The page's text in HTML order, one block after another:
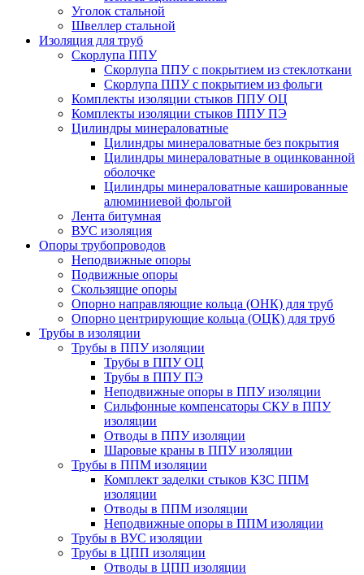
Уголок стальной
Швеллер стальной
Изоляция для труб
Скорлупа ППУ
Скорлупа ППУ с покрытием из стеклоткани
Скорлупа ППУ с покрытием из фольги
Комплекты изоляции стыков ППУ ОЦ
Комплекты изоляции стыков ППУ ПЭ
Цилиндры минераловатные
Цилиндры минераловатные без покрытия
Цилиндры минераловатные в оцинкованной
оболочке
Цилиндры минераловатные кашированные
алюминиевой фольгой
Лента битумная
ВУС изоляция
Опоры трубопроводов
Неподвижные опоры
Подвижные опоры
Скользящие опоры
Опорно направляющие кольца (ОНК) для труб
Опорно центрирующие кольца (ОЦК) для труб
Трубы в изоляции
Трубы в ППУ изоляции
Трубы в ППУ ОЦ
Трубы в ППУ ПЭ
Неподвижные опоры в ППУ изоляции
Сильфонные компенсаторы СКУ в ППУ
изоляции
Отводы в ППУ изоляции
Шаровые краны в ППУ изоляции
Трубы в ППМ изоляции
Комплект заделки стыков КЗС ППМ
изоляции
Отводы в ППМ изоляции
Неподвижные опоры в ППМ изоляции
Трубы в ВУС изоляции
Трубы в ЦПП изоляции
Отводы в ЦПП изоляции